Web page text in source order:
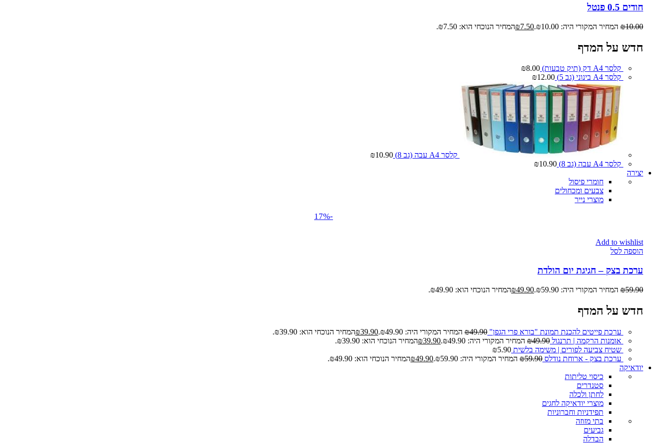
חודים 0.5 פנטל
₪10.00 המחיר המקורי היה: ₪10.00. ₪7.50 המחיר הנוכחי הוא: ₪7.50.
חדש על המדף
קלסר A4 דק (תיק טבעות) ₪8.00
קלסר A4 בינוני (גב 5)
₪12.00
קלסר A4 עבה (גב 8) ₪10.90
קלסר A4 עבה (גב 8)
₪10.90
יצירה
חומרי פיסול
צבעים ומכחולים
מוצרי נייר
-17%
Add to wishlist
הוספה לסל
ערכת בצק – חגיגת יום הולדת
₪59.90 המחיר המקורי היה: ₪59.90. ₪49.90 המחיר הנוכחי הוא: ₪49.90.
חדש על המדף
ערכת פייטים להכנת תמונת "בורא פרי הגפן" ₪49.90 המחיר המקורי היה: ₪49.90. ₪39.90
המחיר הנוכחי הוא: ₪39.90.
אומנות הרקמה | תרנגול
₪49.90 המחיר המקורי היה: ₪49.90. ₪39.90
המחיר הנוכחי הוא: ₪39.90.
שטיח צביעה לפורים | משימה בלשית
₪5.90
ערכת בצק - ארוחת נודלס
₪59.90 המחיר המקורי היה: ₪59.90. ₪49.90
המחיר הנוכחי הוא: ₪49.90.
יודאיקה
כיסוי טליתות
סטנדרים
לחתן ולכלה
מוצרי יודאיקה לחגים
תפידניות וחברוניות
בתי מזוזה
גביעים
הבדלה